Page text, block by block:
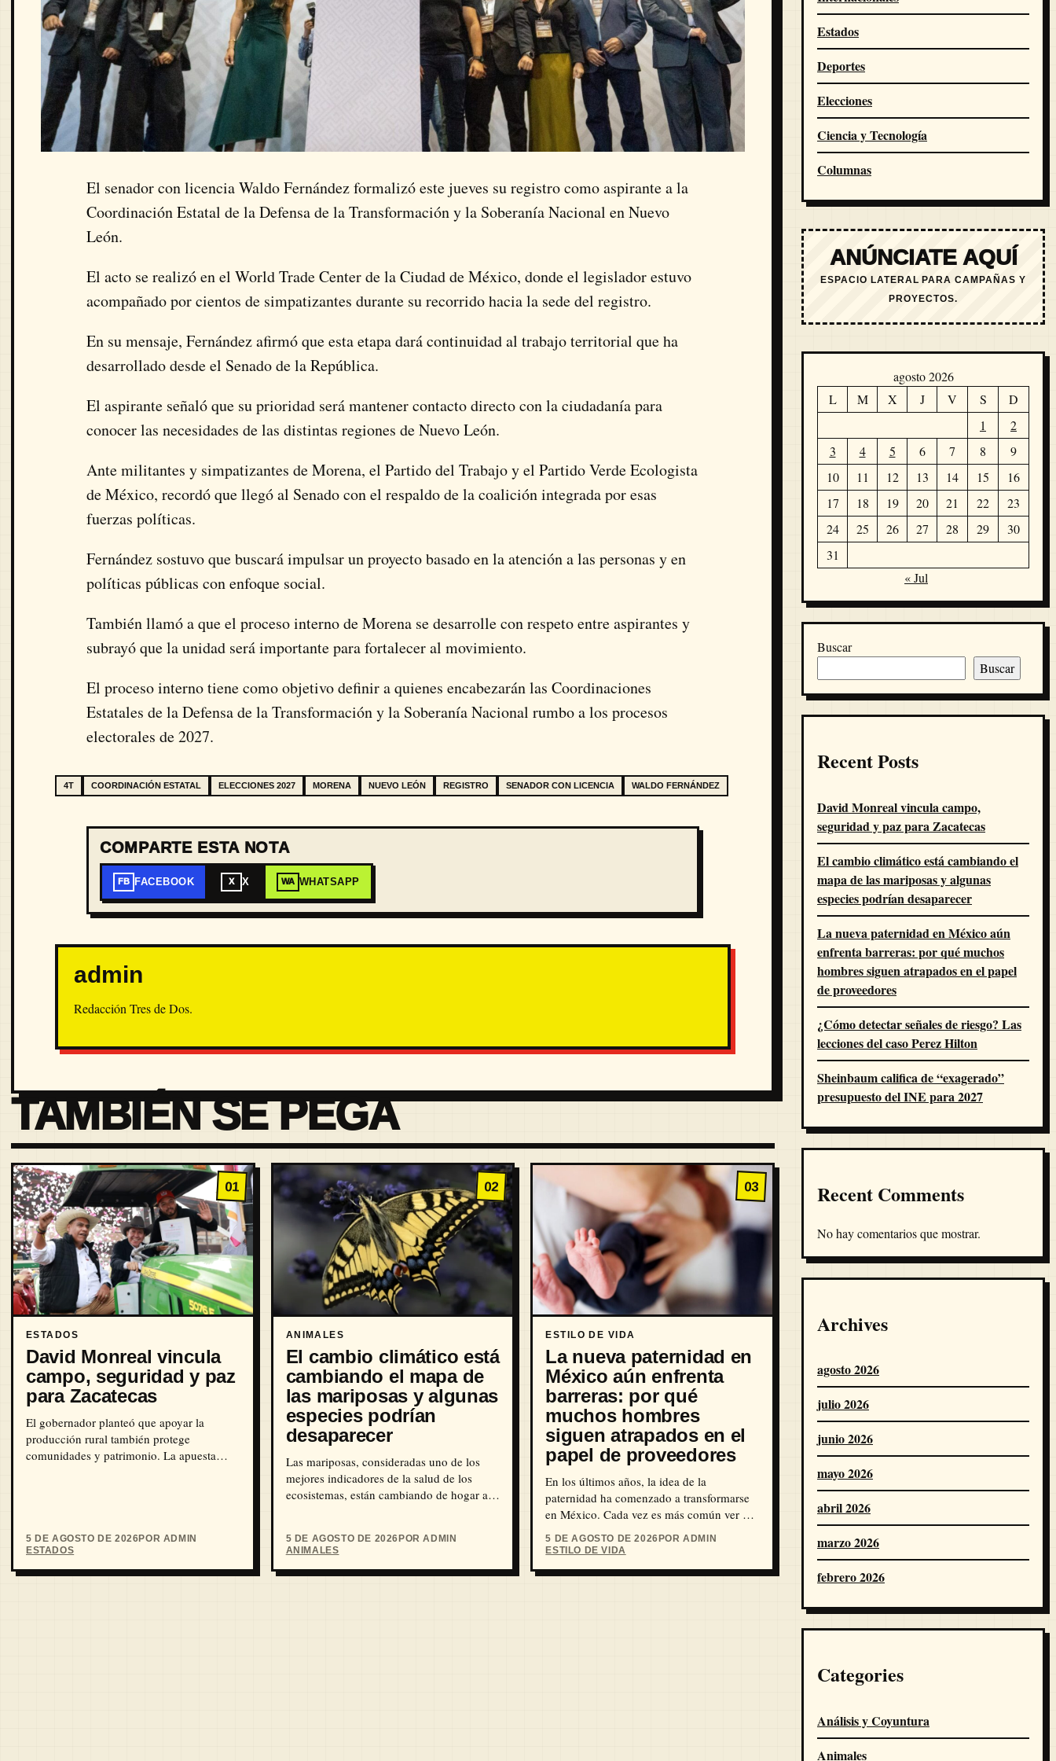
El senador con licencia Waldo Fernández formalizó este jueves su registro como aspirante a la
Coordinación Estatal de la Defensa de la Transformación y la Soberanía Nacional en Nuevo
León.
El acto se realizó en el World Trade Center de la Ciudad de México, donde el legislador estuvo
acompañado por cientos de simpatizantes durante su recorrido hacia la sede del registro.
En su mensaje, Fernández afirmó que esta etapa dará continuidad al trabajo territorial que ha
desarrollado desde el Senado de la República.
El aspirante señaló que su prioridad será mantener contacto directo con la ciudadanía para
conocer las necesidades de las distintas regiones de Nuevo León.
Ante militantes y simpatizantes de Morena, el Partido del Trabajo y el Partido Verde Ecologista
de México, recordó que llegó al Senado con el respaldo de la coalición integrada por esas
fuerzas políticas.
Fernández sostuvo que buscará impulsar un proyecto basado en la atención a las personas y en
políticas públicas con enfoque social.
También llamó a que el proceso interno de Morena se desarrolle con respeto entre aspirantes y
subrayó que la unidad será importante para fortalecer al movimiento.
El proceso interno tiene como objetivo definir a quienes encabezarán las Coordinaciones
Estatales de la Defensa de la Transformación y la Soberanía Nacional rumbo a los procesos
electorales de 2027.
4T COORDINACIÓN ESTATAL ELECCIONES 2027 MORENA NUEVO LEÓN REGISTRO SENADOR CON LICENCIA WALDO FERNÁNDEZ
COMPARTE ESTA NOTA
FB FACEBOOK X X WA WHATSAPP
admin
Redacción Tres de Dos.
TAMBIÉN SE PEGA
01
ESTADOS
David Monreal vincula
campo, seguridad y paz
para Zacatecas
El gobernador planteó que apoyar la
producción rural también protege
comunidades y patrimonio. La apuesta
5 DE AGOSTO DE 2026POR ADMIN
ESTADOS
02
ANIMALES
El cambio climático está
cambiando el mapa de
las mariposas y algunas
especies podrían
desaparecer
Las mariposas, consideradas uno de los
mejores indicadores de la salud de los
ecosistemas, están cambiando de hogar a
5 DE AGOSTO DE 2026 POR ADMIN
ANIMALES
03
ESTILO DE VIDA
La nueva paternidad en
México aún enfrenta
barreras: por qué
muchos hombres
siguen atrapados en el
papel de proveedores
En los últimos años, la idea de la
paternidad ha comenzado a transformarse
en México. Cada vez es más común ver a
padres acompañando…
5 DE AGOSTO DE 2026 POR ADMIN
ESTILO DE VIDA
Estados
Deportes
Elecciones
Ciencia y Tecnología
Columnas
ANÚNCIATE AQUÍ
ESPACIO LATERAL PARA CAMPAÑAS Y
PROYECTOS.
agosto 2026
L
M X J V S
D
1
2
3
4 5 6 7 8
9
10
11 12 13 14 15
16
17
18 19 20 21 22
23
24
25 26 27 28 29
30
31
« Jul
Buscar
Buscar
Recent Posts
David Monreal vincula campo,
seguridad y paz para Zacatecas
El cambio climático está cambiando el
mapa de las mariposas y algunas
especies podrían desaparecer
La nueva paternidad en México aún
enfrenta barreras: por qué muchos
hombres siguen atrapados en el papel
de proveedores
¿Cómo detectar señales de riesgo? Las
lecciones del caso Perez Hilton
Sheinbaum califica de “exagerado”
presupuesto del INE para 2027
Recent Comments
No hay comentarios que mostrar.
Archives
agosto 2026
julio 2026
junio 2026
mayo 2026
abril 2026
marzo 2026
febrero 2026
Categories
Análisis y Coyuntura
Animales